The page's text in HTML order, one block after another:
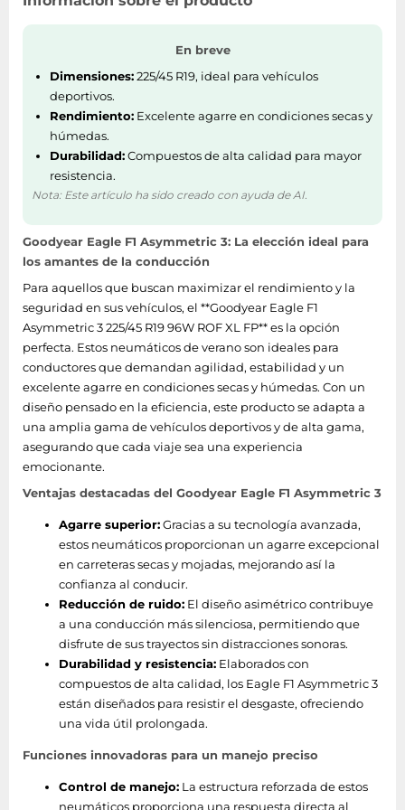
En breve
Dimensiones:225/45 R19, ideal para vehículos
deportivos.
Rendimiento: Excelente agarre en condiciones secas y
húmedas.
Durabilidad:Compuestos de alta calidad para mayor
resistencia.
Nota: Este artículo ha sido creado con ayuda de AI.
Goodyear Eagle F1 Asymmetric 3: La elección ideal para
los amantes de la conducción
Para aquellos que buscan maximizar el rendimiento y la
seguridad en sus vehículos, el **Goodyear Eagle F1
Asymmetric 3 225/45 R19 96W ROF XL FP** es la opción
perfecta. Estos neumáticos de verano son ideales para
conductores que demandan agilidad, estabilidad y un
excelente agarre en condiciones secas y húmedas. Con un
diseño pensado en la eficiencia, este producto se adapta a
una amplia gama de vehículos deportivos y de alta gama,
asegurando que cada viaje sea una experiencia
emocionante.
Ventajas destacadas del Goodyear Eagle F1 Asymmetric 3
Agarre superior:Gracias a su tecnología avanzada,
estos neumáticos proporcionan un agarre excepcional
en carreteras secas y mojadas, mejorando así la
confianza al conducir.
Reducción de ruido: El diseño asimétrico contribuye
a una conducción más silenciosa, permitiendo que
disfrute de sus trayectos sin distracciones sonoras.
Durabilidad y resistencia: Elaborados con
compuestos de alta calidad, los Eagle F1 Asymmetric 3
están diseñados para resistir el desgaste, ofreciendo
una vida útil prolongada.
Funciones innovadoras para un manejo preciso
Control de manejo: La estructura reforzada de estos
neumáticos proporciona una respuesta directa al